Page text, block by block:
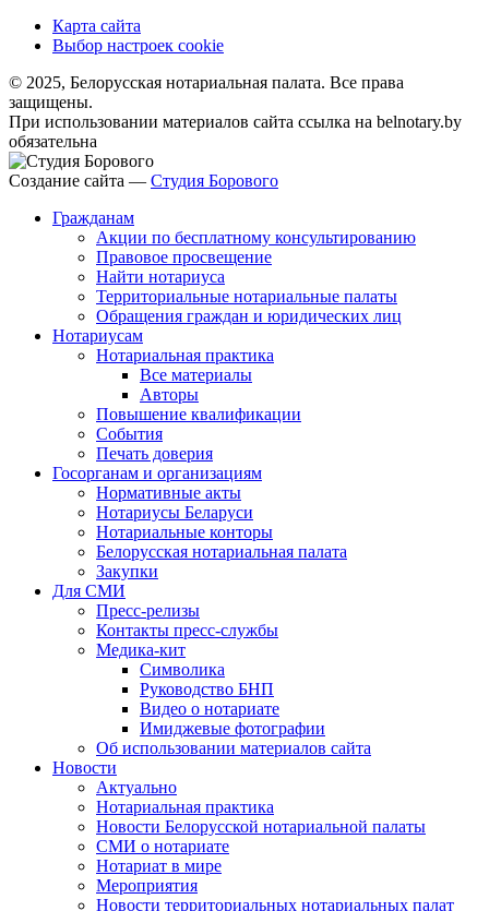
Карта сайта
Выбор настроек cookie
© 2025, Белорусская нотариальная палата. Все права
защищены.
При использовании материалов сайта ссылка на belnotary.by
обязательна
Создание сайта — Студия Борового
Гражданам
Акции по бесплатному консультированию
Правовое просвещение
Найти нотариуса
Территориальные нотариальные палаты
Обращения граждан и юридических лиц
Нотариусам
Нотариальная практика
Все материалы
Авторы
Повышение квалификации
События
Печать доверия
Госорганам и организациям
Нормативные акты
Нотариусы Беларуси
Нотариальные конторы
Белорусская нотариальная палата
Закупки
Для СМИ
Пресс-релизы
Контакты пресс-службы
Медика-кит
Символика
Руководство БНП
Видео о нотариате
Имиджевые фотографии
Об использовании материалов сайта
Новости
Актуально
Нотариальная практика
Новости Белорусской нотариальной палаты
СМИ о нотариате
Нотариат в мире
Мероприятия
Новости территориальных нотариальных палат